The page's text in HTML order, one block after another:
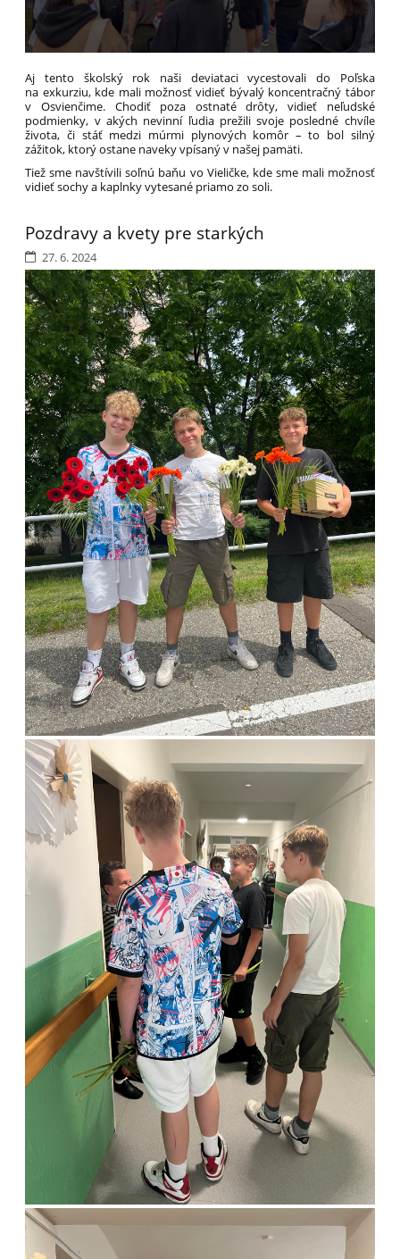
Aj tento školský rok naši deviataci vycestovali do Poľska
na exkurziu, kde mali možnosť vidieť bývalý koncentračný tábor
v Osvienčime. Chodiť poza ostnaté drôty, vidieť neľudské
podmienky, v akých nevinní ľudia prežili svoje posledné chvíle
života, či stáť medzi múrmi plynových komôr – to bol silný
zážitok, ktorý ostane naveky vpísaný v našej pamäti.
Tiež sme navštívili soľnú baňu vo Vieličke, kde sme mali možnosť
vidieť sochy a kaplnky vytesané priamo zo soli.
domov. Našťastie. Väčšina židovských detí sa počas druhej
svetovej vojny domov už nikdy nevrátila ...
Eva Mackaničová
Pozdravy a kvety pre starkých
27. 6. 2024